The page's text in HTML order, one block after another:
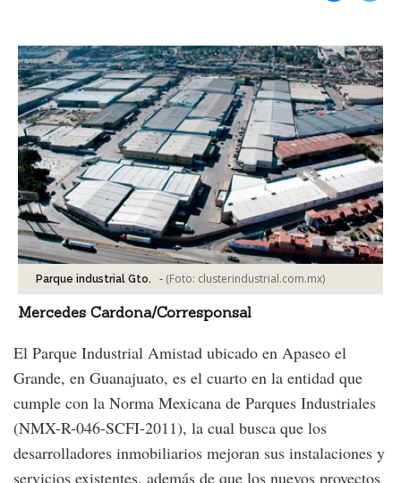
Parque industrial Gto. - (Foto: clusterindustrial.com.mx)
Mercedes Cardona/Corresponsal
El Parque Industrial Amistad ubicado en Apaseo el
Grande, en Guanajuato, es el cuarto en la entidad que
cumple con la Norma Mexicana de Parques Industriales
(NMX-R-046-SCFI-2011), la cual busca que los
desarrolladores inmobiliarios mejoran sus instalaciones y
servicios existentes, además de que los nuevos proyectos